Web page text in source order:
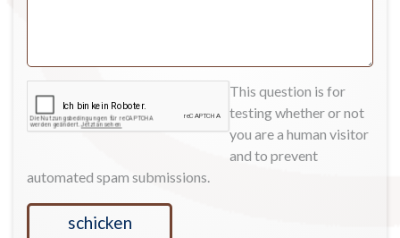
This question is for
testing whether or not
you are a human visitor
and to prevent
automated spam submissions.
schicken